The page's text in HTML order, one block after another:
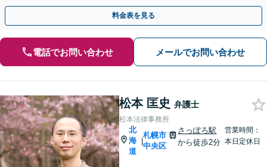
日・夜間面談OK】【すすきの駅2分】
料金表を見る
電話でお問い合わせ メールでお問い合わせ
松本 匡史 弁護士
松本法律事務所
北
海
道
|
札幌市
中央区
さっぽろ駅
から徒歩2分
営業時間：
本日定休日